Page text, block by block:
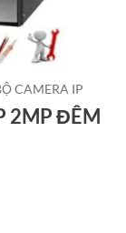
CAMERA IP
2MP ĐÊM